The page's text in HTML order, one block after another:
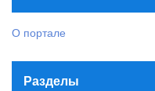
О портале
Разделы